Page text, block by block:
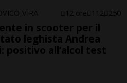
VIRA 12 ore 112 250
in scooter per il
leghista Andrea
positivo all’alcol test